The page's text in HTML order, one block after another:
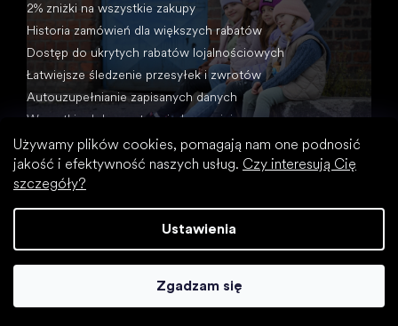
Używamy plików cookies, pomagają nam one podnosić
jakość i efektywność naszych usług. Czy interesują Cię
szczegóły?
Ustawienia
Zgadzam się
2% zniżki na wszystkie zakupy
Historia zamówień dla większych rabatów
Dostęp do ukrytych rabatów lojalnościowych
Łatwiejsze śledzenie przesyłek i zwrotów
Autouzupełnianie zapisanych danych
Wszystkie dokumenty w jednym miejscu
Opracował Shoptet
Footic. Wszystkie prawa zastrzeżone.